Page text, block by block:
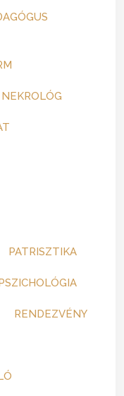
NEKROLÓG
PATRISZTIKA
RENDEZVÉNY